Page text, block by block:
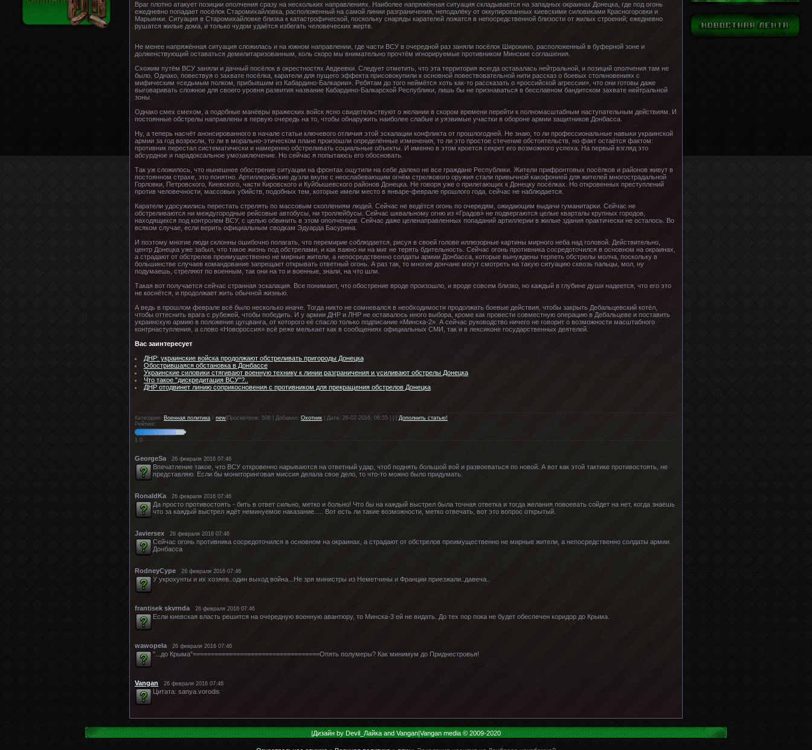
Враг плотно атакует позиции ополчения сразу на нескольких направлениях. Наиболее напряжённая ситуация складывается на западных окраинах Донецка, где под огонь
ежедневно попадает посёлок Старомихайловка, расположенный на самой линии разграничения, неподалёку от оккупированных киевскими силовиками Красногоровки и
Марьинки. Ситуация в Старомихайловке близка к катастрофической, поскольку снаряды карателей ложатся в непосредственной близости от жилых строений; ежедневно
рушатся жилые дома, и только чудом удаётся избегать человеческих жертв.
Не менее напряжённая ситуация сложилась и на южном направлении, где части ВСУ в очередной раз заняли посёлок Широкино, расположенный в буферной зоне и
долженствующий оставаться демилитаризованным, коль скоро мы внимательно прочтём игнорируемые противником Минские соглашения.
Схожим путём ВСУ заняли и дачный посёлок в окрестностях Авдеевки. Следует отметить, что эта территория всегда оставалась нейтральной, и позиций ополчения там не
было. Однако, повествуя о захвате посёлка, каратели для пущего эффекта присовокупили к основной повествовательной нити рассказ о боевых столкновениях с
мифическим «седьмым полком, прибывшим из Кабардино-Балкарии». Ребятам до того неймётся хоть как-то рассказать о «российской агрессии», что они готовы даже
выговаривать сложное для своего уровня развития название Кабардино-Балкарской Республики, лишь бы не признаваться в бесславном бандитском захвате нейтральной
зоны.
Однако смех смехом, а подобные манёвры вражеских войск ясно свидетельствуют о желании в скором времени перейти к полномасштабным наступательным действиям. И
постоянные обстрелы направлены в первую очередь на то, чтобы обнаружить наиболее слабые и уязвимые участки в обороне армии защитников Донбасса.
Ну, а теперь насчёт анонсированного в начале статьи ключевого отличия этой эскалации конфликта от прошлогодней. Не знаю, то ли профессиональные навыки украинской
армии за год возросли, то ли в морально-этическом плане произошли определённые изменения, то ли это простое стечение обстоятельств, но факт остаётся фактом:
противник перестал систематически и намеренно обстреливать социальные объекты. И именно в этом кроется секрет его возможного успеха. На первый взгляд это
абсурдное и парадоксальное умозаключение. Но сейчас я попытаюсь его обосновать.
Так уж сложилось, что нынешнее обострение ситуации на фронтах ощутили на себе далеко не все граждане Республики. Жители прифронтовых посёлков и районов живут в
постоянном страхе, это понятно. Артиллерийские дуэли вкупе с неослабевающим огнём стрелкового оружия стали привычной какофонией для жителей многострадальной
Горловки, Петровского, Киевского, части Кировского и Куйбышевского районов Донецка. Не говоря уже о прилегающих к Донецку посёлках. Но откровенных преступлений
против человечности, массовых убийств, подобных тем, которые имели место в январе-феврале прошлого года, сейчас не наблюдается.
Каратели удосужились перестать стрелять по массовым скоплениям людей. Сейчас не ведётся огонь по очередям, ожидающим выдачи гуманитарки. Сейчас не
обстреливаются ни междугородные рейсовые автобусы, ни троллейбусы. Сейчас шквальному огню из «Градов» не подвергаются целые кварталы крупных городов,
находящихся под контролем ВСУ, с целью обвинить в этом ополченцев. Сейчас даже целенаправленных попаданий артиллерии в жилые здания практически не осталось. Во
всяком случае, если верить официальным сводкам Эдуарда Басурина.
И поэтому многие люди склонны ошибочно полагать, что перемирие соблюдается, рисуя в своей голове иллюзорные картины мирного неба над головой. Действительно,
центр Донецка уже забыл, что такое жизнь под обстрелами, и как важно ни на миг не терять бдительность. Сейчас огонь противника сосредоточился в основном на окраинах,
а страдают от обстрелов преимущественно не мирные жители, а непосредственно солдаты армии Донбасса, которые вынуждены терпеть обстрелы молча, поскольку в
большинстве случаев командование запрещает открывать ответный огонь. А раз так, то многие дончане могут смотреть на такую ситуацию сквозь пальцы, мол, ну
подумаешь, стреляют по военным, так они на то и военные, знали, на что шли.
Такая вот получается сейчас странная эскалация. Все понимают, что обострение вроде произошло, и вроде совсем близко, но каждый в глубине души надеется, что его это
не коснётся, и продолжает жить обычной жизнью.
А ведь в прошлом феврале всё было несколько иначе. Тогда никто не сомневался в необходимости продолжать боевые действия, чтобы закрыть Дебальцевский котёл,
чтобы оттеснить врага с рубежей, чтобы победить. И у армии ДНР и ЛНР не оставалось иного выбора, кроме как провести совместную операцию в Дебальцеве и поставить
украинскую армию в положение цугцванга, от которого её спасло только подписание «Минска-2». А сейчас руководство ничего не говорит о возможности масштабного
контрнаступления, а слово «Новороссия» всё реже мелькает как в сообщениях официальных СМИ, так и в лексиконе государственных деятелей.
Вас заинтересует
ДНР: украинские войска продолжают обстреливать пригороды Донецка
Обострившаяся обстановка в Донбассе
Украинские силовики стягивают военную технику к линии разграничения и усиливают обстрелы Донецка
Что такое "дискредитация ВСУ"?..
ДНР отодвинет линию соприкосновения с противником для прекращения обстрелов Донецка
Категория: Военная политика / new |Просмотров: 506 | Добавил: Охотник | Дата: 26-02-2016, 06:55 | | | Дополнить статью!
Рейтинг:
1 0
GeorgeSa 26 февраля 2016 07:46
Впечатление такое, что ВСУ откровенно нарываются на ответный удар, чтоб поднять большой вой и развоеваться по новой. А вот как этой тактике противостоять, не
представляю. Если бы мониторинговая миссия делала свое дело, то что-то можно было придумать.
RonaldKa 26 февраля 2016 07:46
Да просто противостоять - бить в ответ сильно, метко и больно! Что бы на каждый выстрел была точная ответка и тогда желания повоевать сойдет на нет, когда знаешь
что за каждый выстрел ждёт неминуемое наказание..... Вот есть ли такие возможности, метко отвечать, вот это вопрос открытый.
Javiersex 26 февраля 2016 07:46
Сейчас огонь противника сосредоточился в основном на окраинах, а страдают от обстрелов преимущественно не мирные жители, а непосредственно солдаты армии
Донбасса
RodneyCype 26 февраля 2016 07:46
У укрохунты и их хозяев..один выход война...Не зря министры из Неметчины и Франции приезжали..давеча..
frantisek skvrnda 26 февраля 2016 07:46
Если киевская власть решится на очередную военную авантюру, то Минска-3 ей не видать. До тех пор пока не будет обеспечен коридор до Крыма.
wawopela 26 февраля 2016 07:46
"...до Крыма"===================================Опять полумеры? Как минимум до Приднестровья!
Vangan 26 февраля 2016 07:46
Цитата: sanya.vorodis
|Дизайн by Devil_Лайка and Vangan|Vangan media © 2009-2020